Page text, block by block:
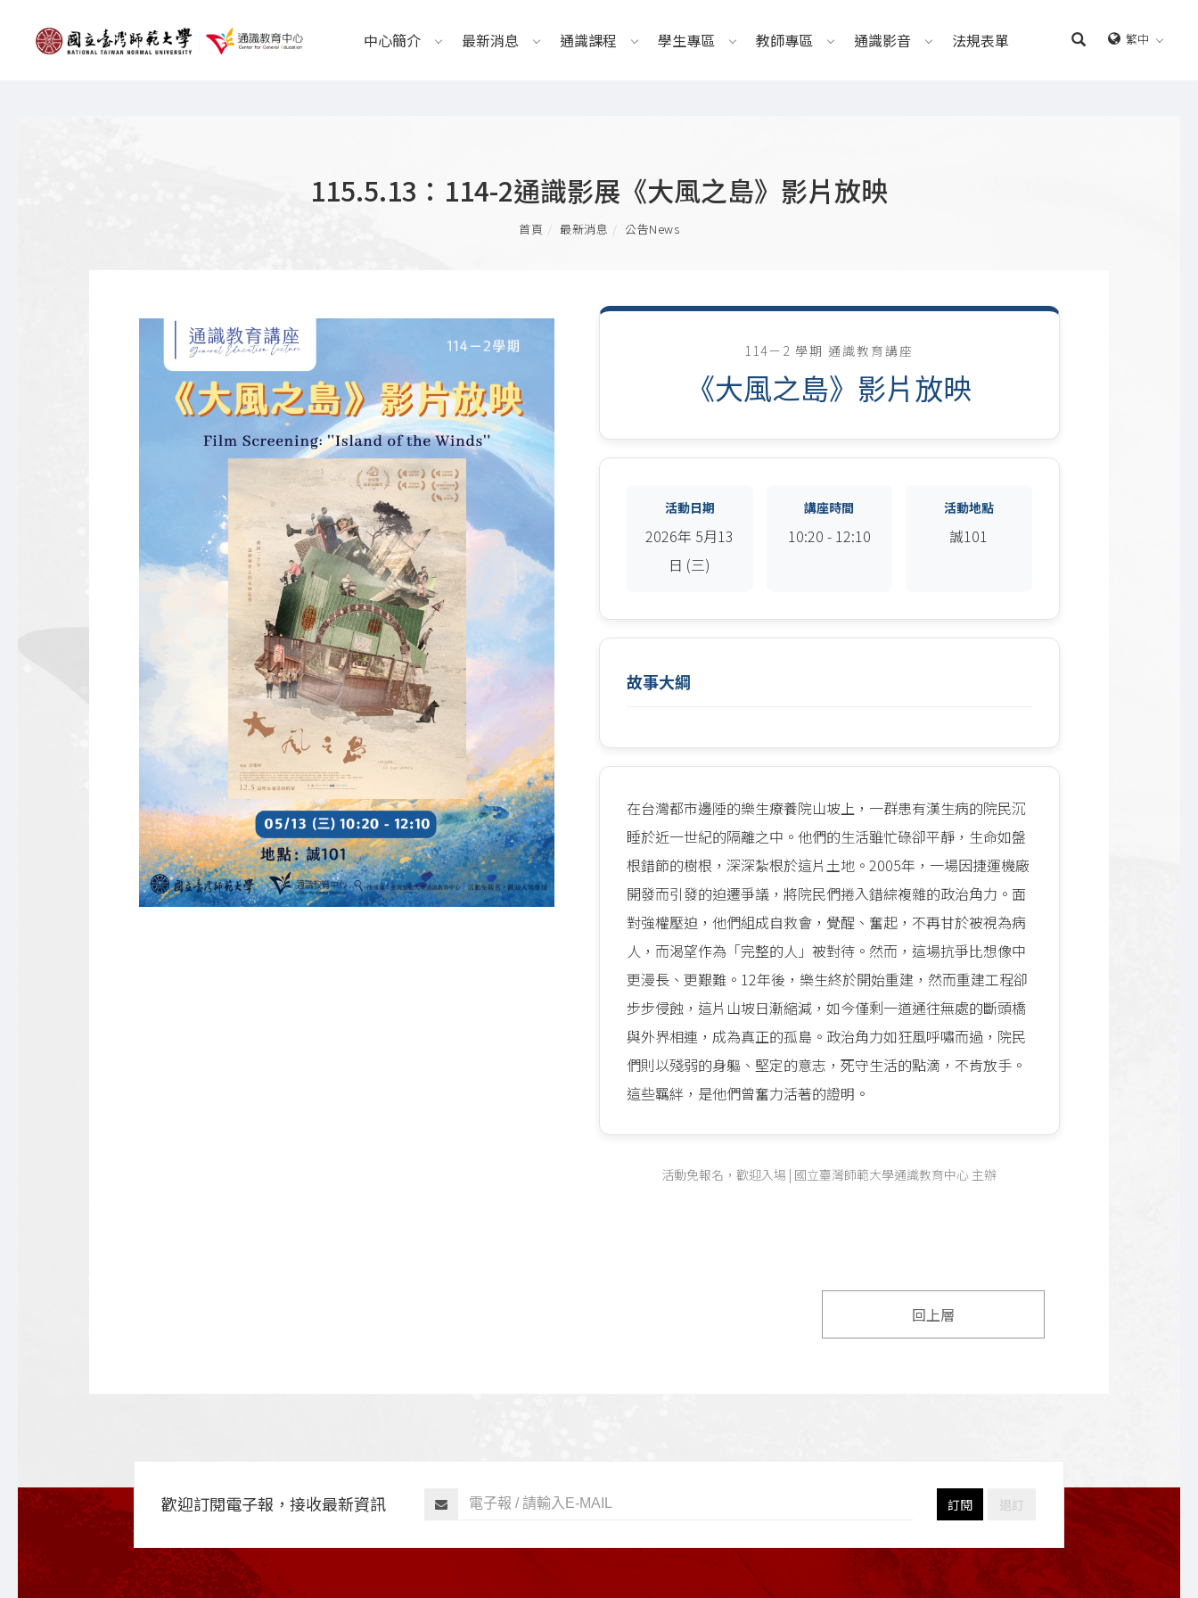
中心簡介 最新消息 通識課程 學生專區 教師專區 通識影音 法規表單 繁中
115.5.13：114-2通識影展《大風之島》影片放映
首頁 最新消息 公告News
114－2 學期 通識教育講座
《大風之島》影片放映
活動日期
2026年 5月13
日 (三)
講座時間
10:20 - 12:10
活動地點
誠101
故事大綱
在台灣都市邊陲的樂生療養院山坡上，一群患有漢生病的院民沉
睡於近一世紀的隔離之中。他們的生活雖忙碌卻平靜，生命如盤
根錯節的樹根，深深紮根於這片土地。2005年，一場因捷運機廠
開發而引發的迫遷爭議，將院民們捲入錯綜複雜的政治角力。面
對強權壓迫，他們組成自救會，覺醒、奮起，不再甘於被視為病
人，而渴望作為「完整的人」被對待。然而，這場抗爭比想像中
更漫長、更艱難。12年後，樂生終於開始重建，然而重建工程卻
步步侵蝕，這片山坡日漸縮減，如今僅剩一道通往無處的斷頭橋
與外界相連，成為真正的孤島。政治角力如狂風呼嘯而過，院民
們則以殘弱的身軀、堅定的意志，死守生活的點滴，不肯放手。
這些羈絆，是他們曾奮力活著的證明。
活動免報名，歡迎入場 | 國立臺灣師範大學通識教育中心 主辦
回上層
歡迎訂閱電子報，接收最新資訊 訂閱 退訂